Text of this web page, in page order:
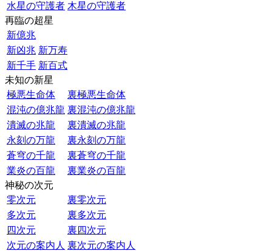
水星の守護者 木星の守護者
再臨の超星
新億兆
新凶兆 新万寿
新千手 新百式
未知の新星
極悪生命体
裏極悪生命体
混沌の億兆龍 裏混沌の億兆龍
潰滅の兆龍
裏潰滅の兆龍
永刻の万龍
裏永刻の万龍
蒼穹の千龍
裏蒼穹の千龍
業炎の百龍
裏業炎の百龍
神秘の次元
零次元
裏零次元
多次元
裏多次元
四次元
裏四次元
次元の案内人 裏次元の案内人